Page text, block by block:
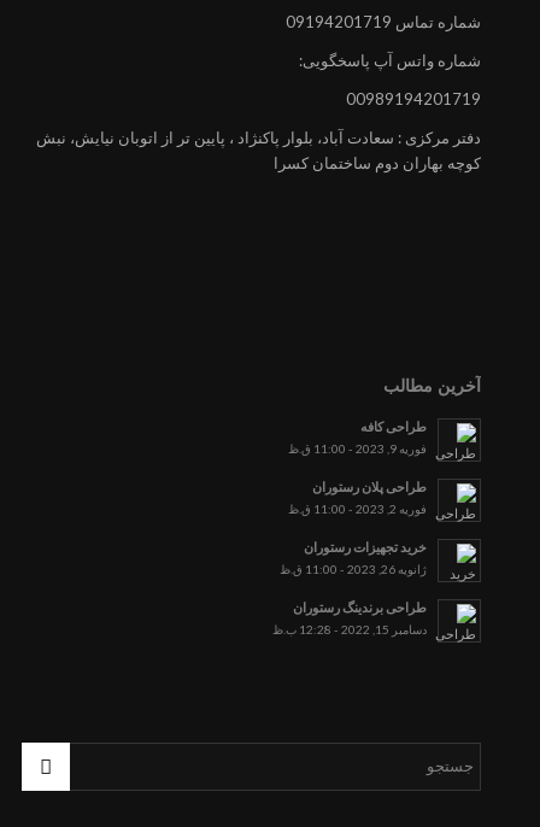
شماره تماس 09194201719
شماره واتس آپ پاسخگویی:
00989194201719
دفتر مرکزی : سعادت آباد، بلوار پاکنژاد ، پایین تر از اتوبان نیایش، نبش
کوچه بهاران دوم ساختمان کسرا
آخرین مطالب
طراحی کافه
فوریه 9, 2023 - 11:00 ق.ظ
طراحی پلان رستوران
فوریه 2, 2023 - 11:00 ق.ظ
خرید تجهیزات رستوران
ژانویه 26, 2023 - 11:00 ق.ظ
طراحی برندینگ رستوران
دسامبر 15, 2022 - 12:28 ب.ظ